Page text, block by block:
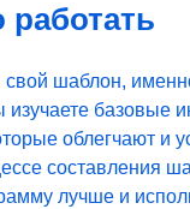
шаблон,
изучаете базовые
облегчают и
составления
лучше и